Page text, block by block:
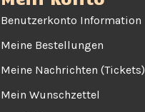
Benutzerkonto Information
Meine Bestellungen
Meine Nachrichten (Tickets)
Mein Wunschzettel